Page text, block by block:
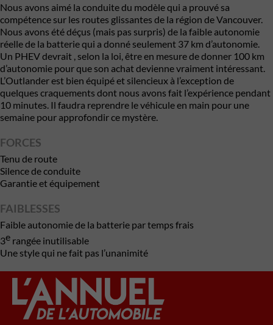
Nous avons aimé la conduite du modèle qui a prouvé sa
compétence sur les routes glissantes de la région de Vancouver.
Nous avons été déçus (mais pas surpris) de la faible autonomie
réelle de la batterie qui a donné seulement 37 km d’autonomie.
Un PHEV devrait , selon la loi, être en mesure de donner 100 km
d’autonomie pour que son achat devienne vraiment intéressant.
L’Outlander est bien équipé et silencieux à l’exception de
quelques craquements dont nous avons fait l’expérience pendant
10 minutes. Il faudra reprendre le véhicule en main pour une
semaine pour approfondir ce mystère.
FORCES
Tenu de route
Silence de conduite
Garantie et équipement
FAIBLESSES
Faible autonomie de la batterie par temps frais
3e rangée inutilisable
Une style qui ne fait pas l’unanimité